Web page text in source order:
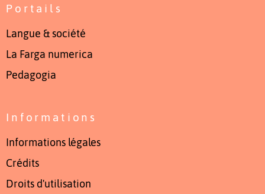
Portails
Langue & société
La Farga numerica
Pedagogia
Informations
Informations légales
Crédits
Droits d'utilisation